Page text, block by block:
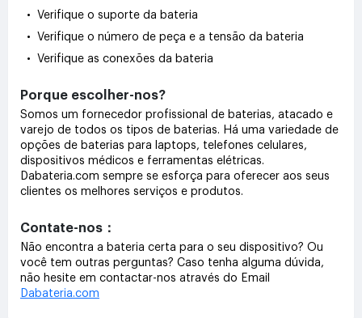
• Verifique o suporte da bateria
• Verifique o número de peça e a tensão da bateria
• Verifique as conexões da bateria
Porque escolher-nos?
Somos um fornecedor profissional de baterias, atacado e
varejo de todos os tipos de baterias. Há uma variedade de
opções de baterias para laptops, telefones celulares,
dispositivos médicos e ferramentas elétricas.
Dabateria.com sempre se esforça para oferecer aos seus
clientes os melhores serviços e produtos.
Contate-nos：
Não encontra a bateria certa para o seu dispositivo? Ou
você tem outras perguntas? Caso tenha alguma dúvida,
não hesite em contactar-nos através do Email
Dabateria.com